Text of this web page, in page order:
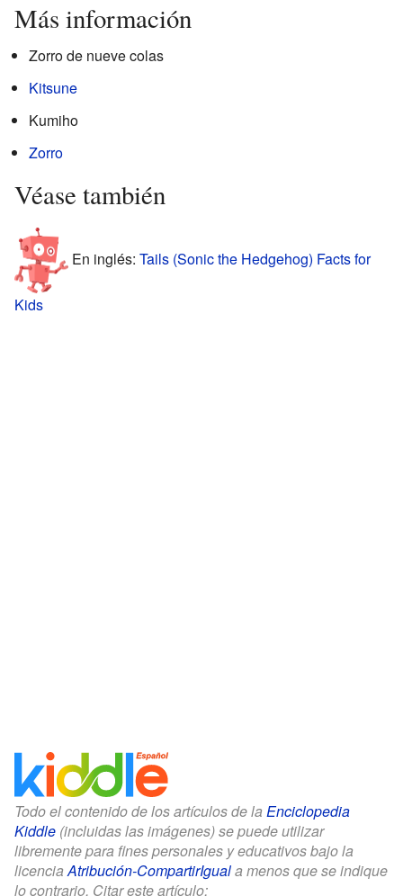
Más información
Zorro de nueve colas
Kitsune
Kumiho
Zorro
Véase también
En inglés: Tails (Sonic the Hedgehog) Facts for
Kids
Todo el contenido de los artículos de la Enciclopedia
Kiddle (incluidas las imágenes) se puede utilizar
libremente para fines personales y educativos bajo la
licenciaAtribución-CompartirIguala menos que se indique
lo contrario. Citar este artículo: